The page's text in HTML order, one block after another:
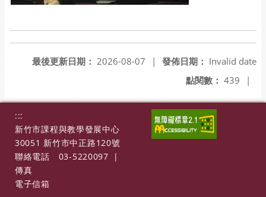
發佈日期： Invalid date
最後更新日期： 2026-08-07
|
點閱數： 439 |
:::
新竹市課程與教學發展中心
30051 新竹市中正路120號
聯絡電話
03-5220097
|
傳真
電子信箱